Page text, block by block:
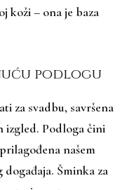
koži – ona je baza
podlogu
za svadbu, savršena
izgled. Podloga čini
našem
Šminka za